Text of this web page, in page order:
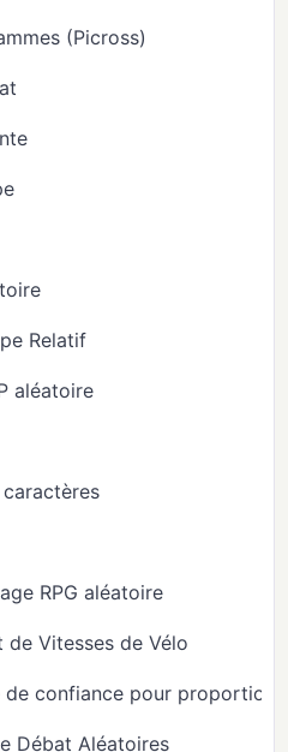
(Picross)
Relatif
aléatoire
RPG aléatoire
Vitesses de Vélo
confiance pour proportion
Débat Aléatoires